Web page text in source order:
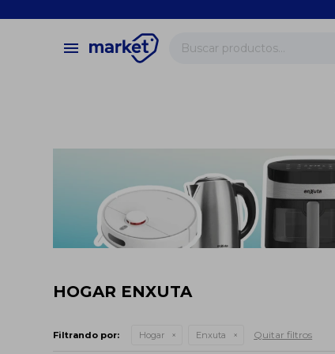
menu
HOGAR ENXUTA
Filtrando por: Hogar Enxuta Quitar filtros
close
store